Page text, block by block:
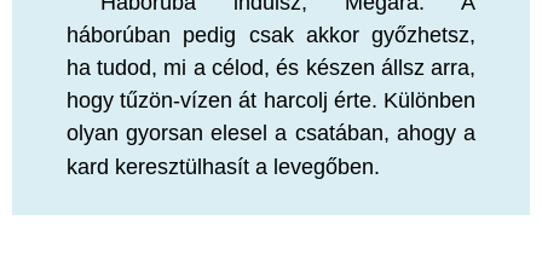
háborúban pedig csak akkor győzhetsz,
ha tudod, mi a célod, és készen állsz arra,
hogy tűzön-vízen át harcolj érte. Különben
olyan gyorsan elesel a csatában, ahogy a
kard keresztülhasít a levegőben.